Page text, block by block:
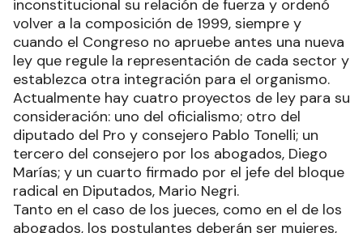
inconstitucional su relación de fuerza y ordenó
volver a la composición de 1999, siempre y
cuando el Congreso no apruebe antes una nueva
ley que regule la representación de cada sector y
establezca otra integración para el organismo.
Actualmente hay cuatro proyectos de ley para su
consideración: uno del oficialismo; otro del
diputado del Pro y consejero Pablo Tonelli; un
tercero del consejero por los abogados, Diego
Marías; y un cuarto firmado por el jefe del bloque
radical en Diputados, Mario Negri.
Tanto en el caso de los jueces, como en el de los
abogados, los postulantes deberán ser mujeres,